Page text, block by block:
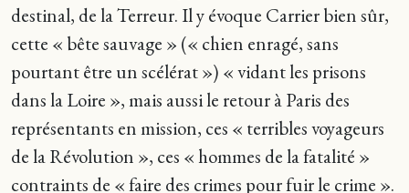
destinal, de la Terreur. Il y évoque Carrier bien sûr,
cette « bête sauvage » (« chien enragé, sans
pourtant être un scélérat ») « vidant les prisons
dans la Loire », mais aussi le retour à Paris des
représentants en mission, ces « terribles voyageurs
de la Révolution », ces « hommes de la fatalité »
contraints de « faire des crimes pour fuir le crime ».